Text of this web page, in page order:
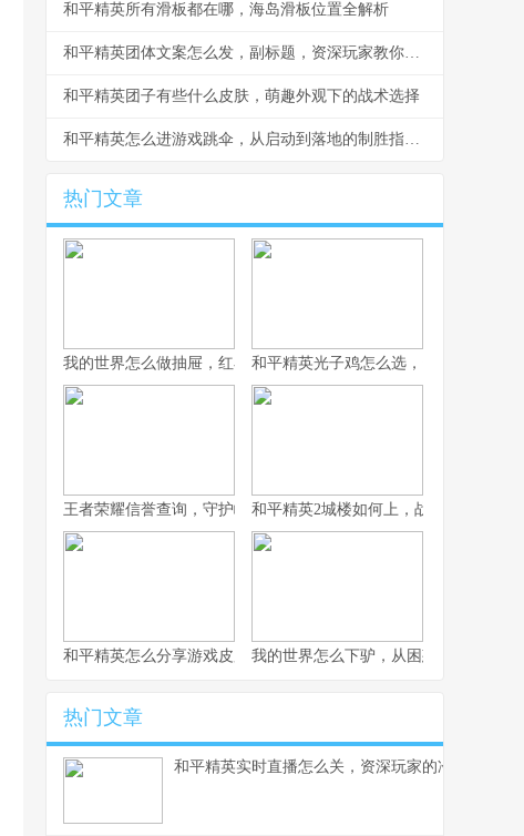
和平精英所有滑板都在哪，海岛滑板位置全解析
和平精英团体文案怎么发，副标题，资深玩家教你打造高粘性战队
和平精英团子有些什么皮肤，萌趣外观下的战术选择
和平精英怎么进游戏跳伞，从启动到落地的制胜指南，副标题，资深玩家的跳伞全流程精析
热门文章
我的世界怎么做抽屉，红石收纳的艺术和平精英光子鸡怎么选，资深玩家的实
王者荣耀信誉查询，守护峡谷公平的基石，副标题，从扣分机制到
和平精英2城楼如何上，战术攀登与心
和平精英怎么分享游戏皮肤，一份资深玩家的心得分享，副标题，
我的世界怎么下驴，从困惑到掌握的蜕
热门文章
和平精英实时直播怎么关，资深玩家的冷静思考